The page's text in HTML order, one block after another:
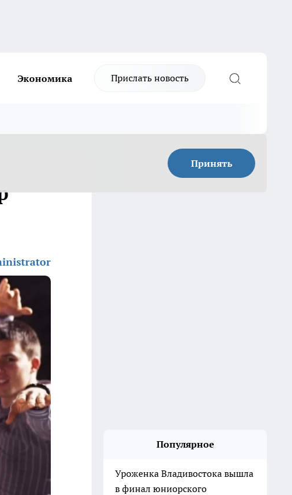
Экономика Прислать новость
Принять
Популярное
Уроженка Владивостока вышла
в финал юниорского